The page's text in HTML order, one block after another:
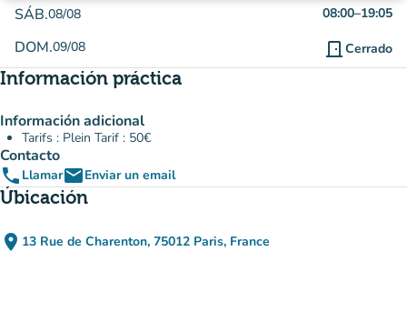
SÁB.08/08 08:00–19:05
DOM.09/08 door_front Cerrado
Información práctica
Información adicional
Tarifs : Plein Tarif : 50€
Contacto
phone LlamaremailEnviar un email
Úbicación
place 13 Rue de Charenton, 75012 Paris, France
(abrir en Google Maps)
(nueva pestaña)